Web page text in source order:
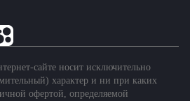
сайте носит исключительно
характер и ни при каких
офертой, определяемой